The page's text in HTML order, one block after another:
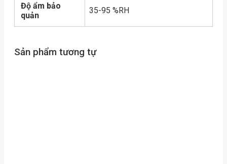
Độ ẩm bảo
quản
35-95 %RH
Sản phẩm tương tự